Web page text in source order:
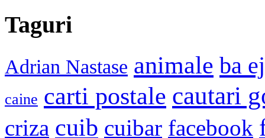
Taguri
Adrian Nastase animale ba
caine carti postale cautari
criza cuib cuibar facebook